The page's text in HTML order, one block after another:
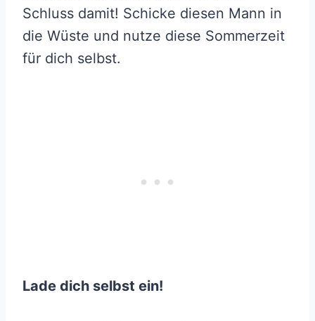
Schluss damit! Schicke diesen Mann in
die Wüste und nutze diese Sommerzeit
für dich selbst.
Lade dich selbst ein!